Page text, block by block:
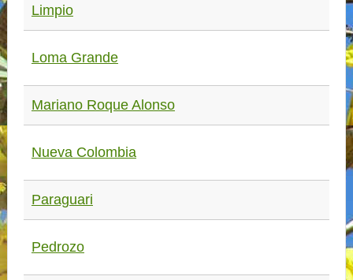
Limpio
Loma Grande
Mariano Roque Alonso
Nueva Colombia
Paraguari
Pedrozo